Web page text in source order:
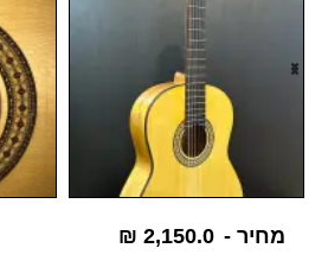
מחיר - ₪ 2,150.0